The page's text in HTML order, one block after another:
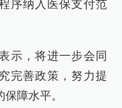
序纳入医保支付范
示，将进一步会同
完善政策，努力提
障水平。